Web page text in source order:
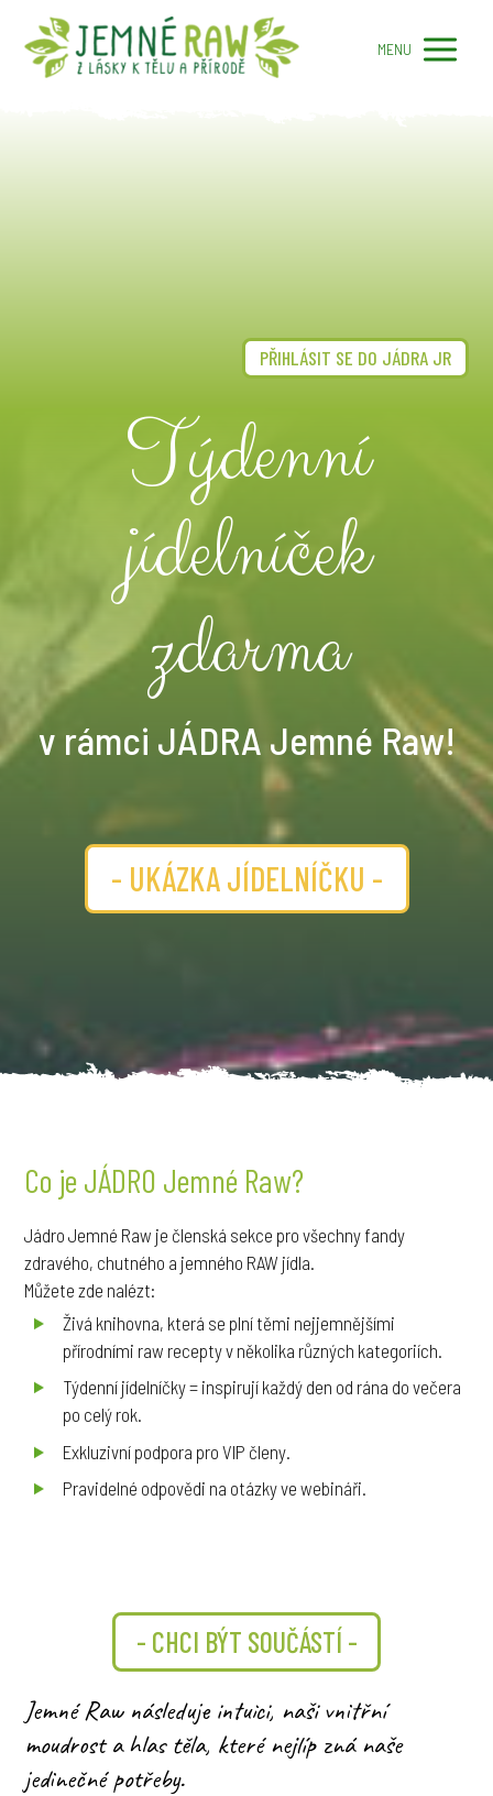
MENU
PŘIHLÁSIT SE DO JÁDRA JR
Týdenní
jídelníček
zdarma
v rámci JÁDRA Jemné Raw!
- UKÁZKA JÍDELNÍČKU -
Co je JÁDRO Jemné Raw?
Jádro Jemné Raw je členská sekce pro všechny fandy
zdravého, chutného a jemného RAW jídla.
Můžete zde nalézt:
Živá knihovna, která se plní těmi nejjemnějšími
přírodními raw recepty v několika různých kategoriích.
Týdenní jídelníčky = inspirují každý den od rána do večera
po celý rok.
Exkluzivní podpora pro VIP členy.
Pravidelné odpovědi na otázky ve webináři.
- CHCI BÝT SOUČÁSTÍ -
Jemné Raw následuje intuici, naši vnitřní
moudrost a hlas těla, které nejlíp zná naše
jedinečné potřeby.